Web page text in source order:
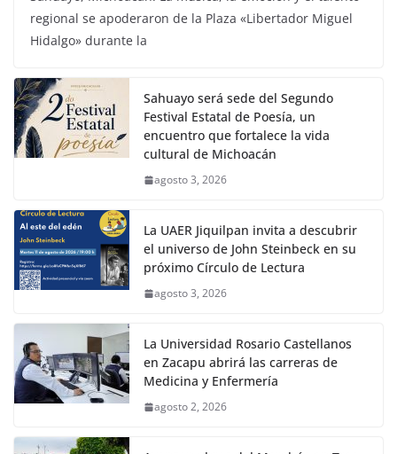
regional se apoderaron de la Plaza «Libertador Miguel
Hidalgo» durante la
Sahuayo será sede del Segundo
Festival Estatal de Poesía, un
encuentro que fortalece la vida
cultural de Michoacán
agosto 3, 2026
La UAER Jiquilpan invita a descubrir
el universo de John Steinbeck en su
próximo Círculo de Lectura
agosto 3, 2026
La Universidad Rosario Castellanos
en Zacapu abrirá las carreras de
Medicina y Enfermería
agosto 2, 2026